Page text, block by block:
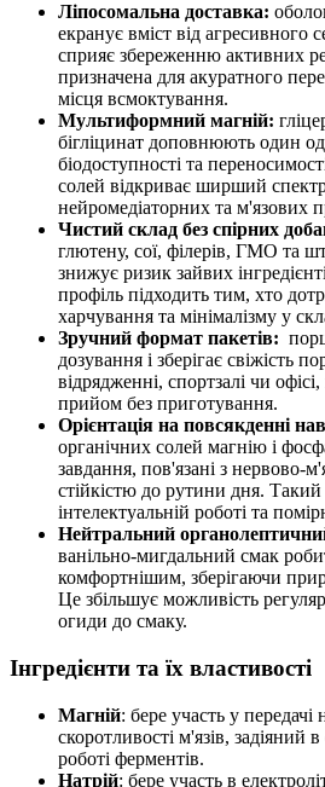
Ліпосомальна доставка:
екранує вміст від агресивного
сприяє збереженню активних
призначена для акуратного
місця всмоктування.
Мультиформний магній:
бігліцинат доповнюють один
біодоступності та
солей відкриває ширший спектр
нейромедіаторних та м'язових
Чистий склад без спірних
глютену, сої, філерів, ГМО та
знижує ризик зайвих
профіль підходить тим, хто
харчування та мінімалізму у
Зручний формат пакетів:
дозування і зберігає свіжість
відрядженні, спортзалі чи
прийом без приготування.
Орієнтація на повсякденні
органічних солей магнію і
завдання, пов'язані з нервово-
стійкістю до рутини дня.
інтелектуальній роботі та
Нейтральний
ванільно-мигдальний смак
комфортнішим, зберігаючи
Це збільшує можливість
огиди до смаку.
Інгредієнти та їх властивості
Магній: бере участь у передачі
скоротливості м'язів, задіяний
роботі ферментів.
Натрій: бере участь в